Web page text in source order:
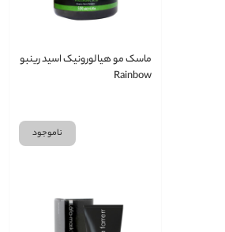
ماسک مو هیالورونیک‌ اسید رینبو
Rainbow
ناموجود